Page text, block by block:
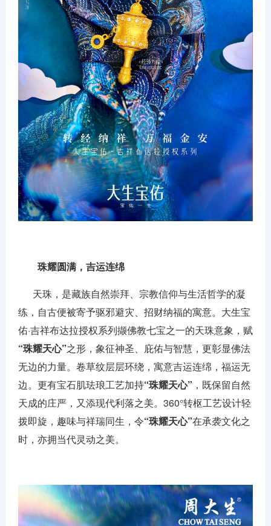
珠耀圆满，吉运连绵
天珠，是藏族自然崇拜、宗教信仰与生活哲学的凝
练，自古便被寄予驱邪避灾、招财纳福的寓意。大生宝
佑·吉祥布达拉授权系列撷佛教七宝之一的天珠意象，赋
“珠耀天心”之形，象征神圣、庇佑与智慧，更彰显佛法
无边的力量。卷草纹层层环绕，寓意吉运连绵，福运无
边。更有宝石肌珐琅工艺加持“珠耀天心” ，既保留自然
天成的庄严，又添现代利落之美。360°转枢工艺设计轻
拨即旋，趣味与祥瑞同生，令“珠耀天心”在承袭文化之
时，亦拥当代灵动之美。